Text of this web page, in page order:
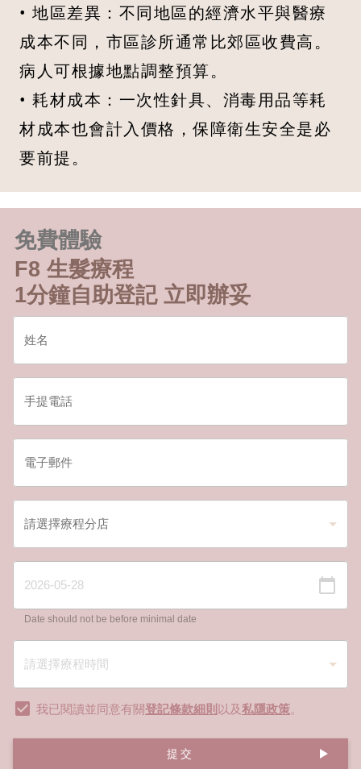
• 地區差異：不同地區的經濟水平與醫療
成本不同，市區診所通常比郊區收費高。
病人可根據地點調整預算。
• 耗材成本：一次性針具、消毒用品等耗
材成本也會計入價格，保障衛生安全是必
要前提。
免費體驗
F8 生髮療程
1分鐘自助登記 立即辦妥
Date should not be before minimal date
我已閱讀並同意有關登記條款細則 以及私隱政策。
提交